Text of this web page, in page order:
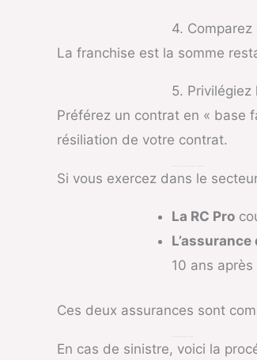
4.
La franchise est la somme
5.
Préférez un contrat en « base
résiliation de votre contrat.
Si vous exercez dans le
La RC Pro
10 ans
Ces deux assurances sont
En cas de sinistre, voici la